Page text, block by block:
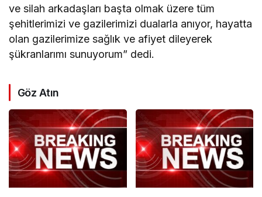
ve silah arkadaşları başta olmak üzere tüm
şehitlerimizi ve gazilerimizi dualarla anıyor, hayatta
olan gazilerimize sağlık ve afiyet dileyerek
şükranlarımı sunuyorum” dedi.
Göz Atın